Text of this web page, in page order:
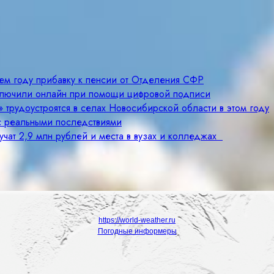
году прибавку к пенсии от Отделения СФР
онлайн при помощи цифровой подписи
в селах Новосибирской области в этом году
последствиями
2,9 млн рублей и места в вузах и колледжах
https://world-weather.ru
Погодные информеры